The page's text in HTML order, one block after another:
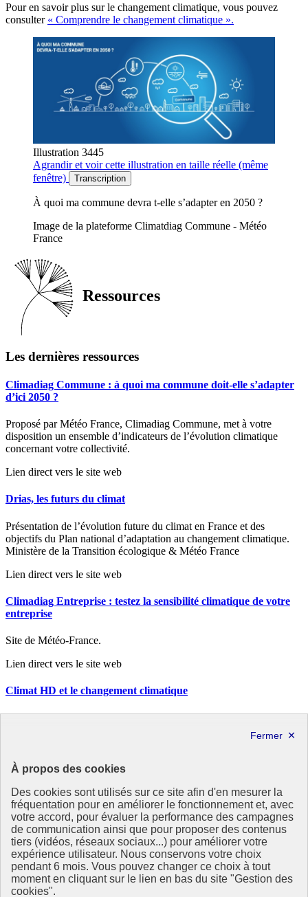
À propos des cookies
Des cookies sont utilisés sur ce site afin d'en mesurer la
fréquentation pour en améliorer le fonctionnement et, avec
votre accord, pour évaluer la performance des campagnes
de communication ainsi que pour proposer des contenus
tiers (vidéos, réseaux sociaux...) pour améliorer votre
expérience utilisateur. Nous conservons votre choix
pendant 6 mois. Vous pouvez changer ce choix à tout
moment en cliquant sur le lien en bas du site "Gestion des
cookies".
Pour en savoir plus sur le changement climatique, vous pouvez
consulter « Comprendre le changement climatique ».
Illustration 3445
Agrandiret voir cette illustration en taille réelle (même
fenêtre)
Transcription
À quoi ma commune devra t-elle s’adapter en 2050 ?
Image de la plateforme Climatdiag Commune - Météo
France
Ressources
Les dernières ressources
Climadiag Commune : à quoi ma commune doit-elle s’adapter
d’ici 2050 ?
Proposé par Météo France, Climadiag Commune, met à votre
disposition un ensemble d’indicateurs de l’évolution climatique
concernant votre collectivité.
Lien direct vers le site web
Drias, les futurs du climat
Présentation de l’évolution future du climat en France et des
objectifs du Plan national d’adaptation au changement climatique.
Ministère de la Transition écologique & Météo France
Lien direct vers le site web
Climadiag Entreprise : testez la sensibilité climatique de votre
entreprise
Site de Météo-France.
Lien direct vers le site web
Climat HD et le changement climatique
Site de Météo-France.
Le portail de tous les citoyens pour s’informer sur les enjeux de
l’environnement, du développement durable et trouver des services
utiles
info.gouv.fr- ouvre une nouvelle fenêtre
service-public.fr- ouvre une nouvelle fenêtre
legifrance.gouv.fr- ouvre une nouvelle fenêtre
data.gouv.fr - ouvre une nouvelle fenêtre
Partenaire